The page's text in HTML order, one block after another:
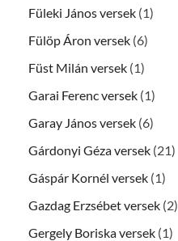
Füleki János versek (1)
Fülöp Áron versek (6)
Füst Milán versek (1)
Garai Ferenc versek (1)
Garay János versek (6)
Gárdonyi Géza versek (21)
Gáspár Kornél versek (1)
Gazdag Erzsébet versek (2)
Gergely Boriska versek (1)